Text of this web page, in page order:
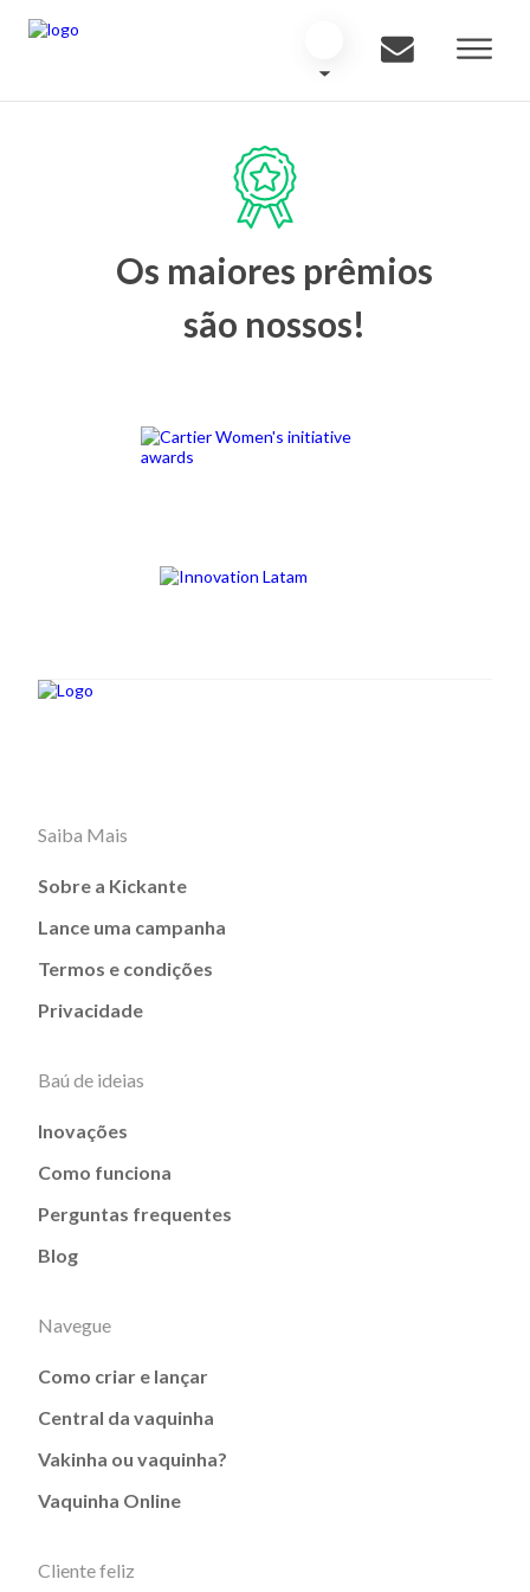
Os maiores prêmios
são nossos!
Saiba Mais
Sobre a Kickante
Lance uma campanha
Termos e condições
Privacidade
Baú de ideias
Inovações
Como funciona
Perguntas frequentes
Blog
Navegue
Como criar e lançar
Central da vaquinha
Vakinha ou vaquinha?
Vaquinha Online
Cliente feliz